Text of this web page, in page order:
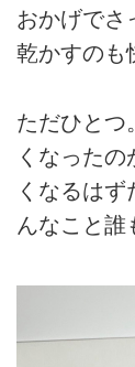
おかげでさ
乾かすのも
ただひとつ。
くなった
くなるは
んなこと誰